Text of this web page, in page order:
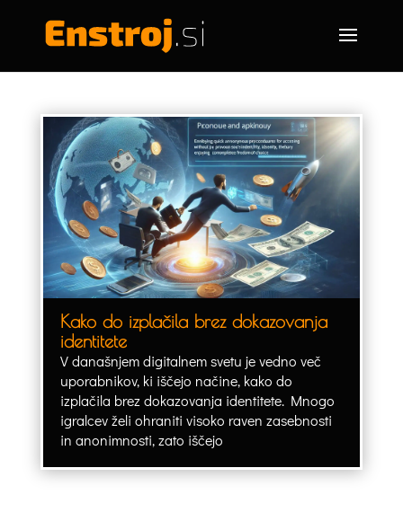
Kako do izplačila brez dokazovanja
identitete
V današnjem digitalnem svetu je vedno več
uporabnikov, ki iščejo načine, kako do
izplačila brez dokazovanja identitete. Mnogo
igralcev želi ohraniti visoko raven zasebnosti
in anonimnosti, zato iščejo